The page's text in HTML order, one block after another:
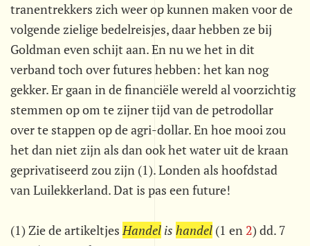
tranentrekkers zich weer op kunnen maken voor de
volgende zielige bedelreisjes, daar hebben ze bij
Goldman even schijt aan. En nu we het in dit
verband toch over futures hebben: het kan nog
gekker. Er gaan in de financiële wereld al voorzichtig
stemmen op om te zijner tijd van de petrodollar
over te stappen op de agri-dollar. En hoe mooi zou
het dan niet zijn als dan ook het water uit de kraan
geprivatiseerd zou zijn (1). Londen als hoofdstad
van Luilekkerland. Dat is pas een future!
(1) Zie de artikeltjes Handel is handel  (1 en 2) dd. 7